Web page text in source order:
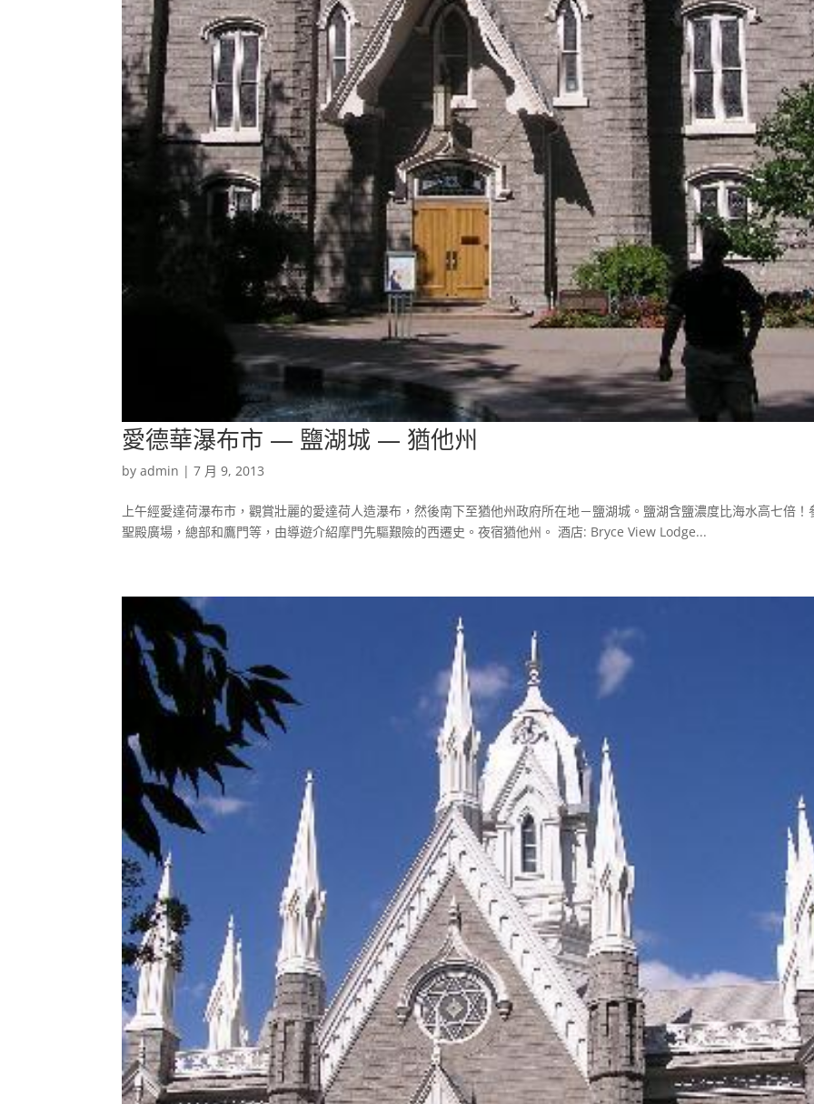
愛德華瀑布市 — 鹽湖城 — 猶他州
byadmin |7 月 9, 2013
上午經愛達荷瀑布市，觀賞壯麗的愛達荷人造瀑布，然後南下至猶他州政府所在地－鹽湖城。鹽湖含鹽濃度比海水高七倍！
聖殿廣場，總部和鷹門等，由導遊介紹摩門先驅艱險的西遷史。夜宿猶他州。 酒店: Bryce View Lodge...